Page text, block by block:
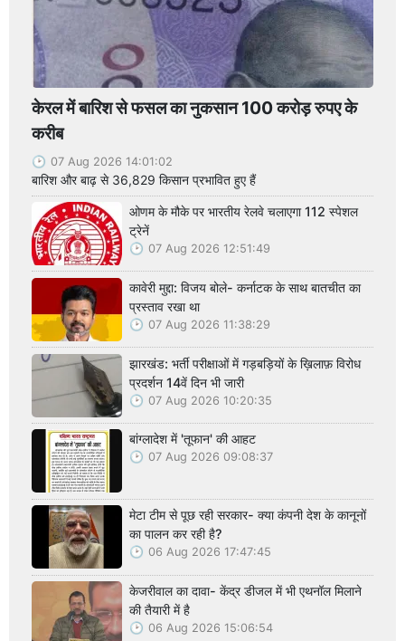
केरल में बारिश से फसल का नुकसान 100 करोड़ रुपए के
करीब
07 Aug 2026 14:01:02
बारिश और बाढ़ से 36,829 किसान प्रभावित हुए हैं
ओणम के मौके पर भारतीय रेलवे चलाएगा 112 स्पेशल
ट्रेनें
07 Aug 2026 12:51:49
कावेरी मुद्दा: विजय बोले- कर्नाटक के साथ बातचीत का
प्रस्ताव रखा था
07 Aug 2026 11:38:29
झारखंड: भर्ती परीक्षाओं में गड़बड़ियों के ख़िलाफ़ विरोध
प्रदर्शन 14वें दिन भी जारी
07 Aug 2026 10:20:35
बांग्लादेश में 'तूफान' की आहट
07 Aug 2026 09:08:37
मेटा टीम से पूछ रही सरकार- क्या कंपनी देश के कानूनों
का पालन कर रही है?
06 Aug 2026 17:47:45
केजरीवाल का दावा- केंद्र डीजल में भी एथनॉल मिलाने
की तैयारी में है
06 Aug 2026 15:06:54